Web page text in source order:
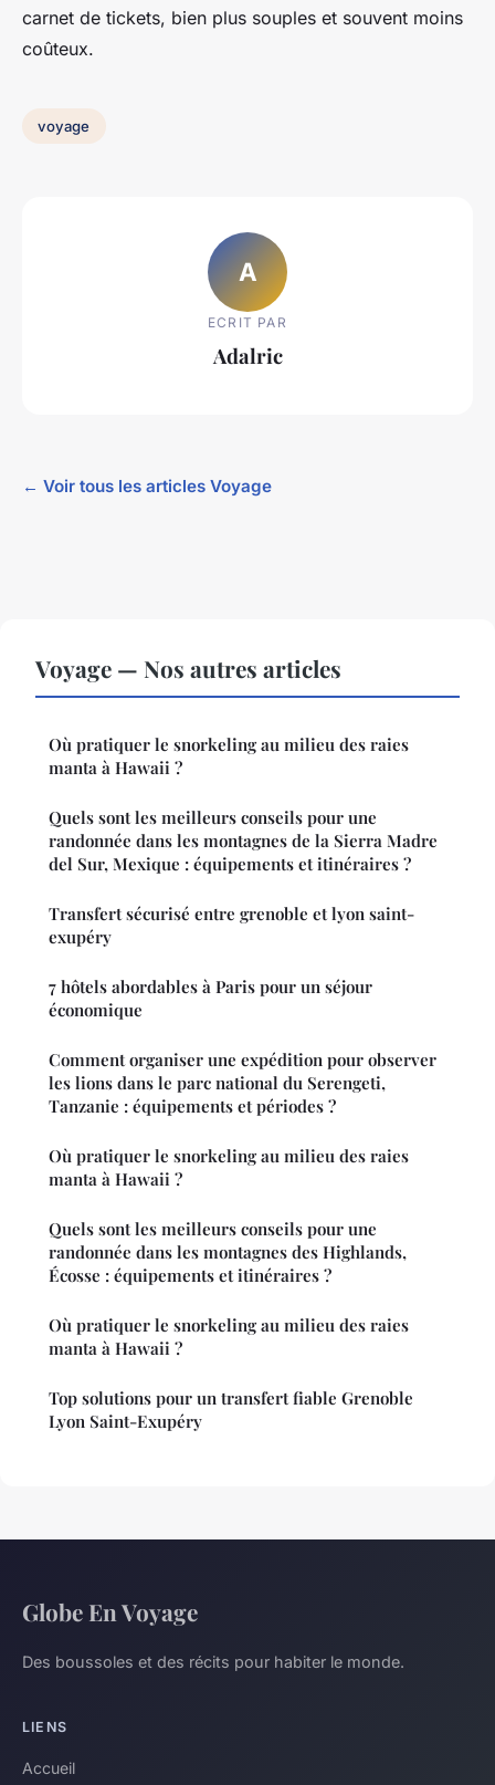
carnet de tickets, bien plus souples et souvent moins
coûteux.
voyage
A
ECRIT PAR
Adalric
← Voir tous les articles Voyage
Voyage — Nos autres articles
Où pratiquer le snorkeling au milieu des raies
manta à Hawaii ?
Quels sont les meilleurs conseils pour une
randonnée dans les montagnes de la Sierra Madre
del Sur, Mexique : équipements et itinéraires ?
Transfert sécurisé entre grenoble et lyon saint-
exupéry
7 hôtels abordables à Paris pour un séjour
économique
Comment organiser une expédition pour observer
les lions dans le parc national du Serengeti,
Tanzanie : équipements et périodes ?
Où pratiquer le snorkeling au milieu des raies
manta à Hawaii ?
Quels sont les meilleurs conseils pour une
randonnée dans les montagnes des Highlands,
Écosse : équipements et itinéraires ?
Où pratiquer le snorkeling au milieu des raies
manta à Hawaii ?
Top solutions pour un transfert fiable Grenoble
Lyon Saint-Exupéry
Globe En Voyage
Des boussoles et des récits pour habiter le monde.
LIENS
Accueil